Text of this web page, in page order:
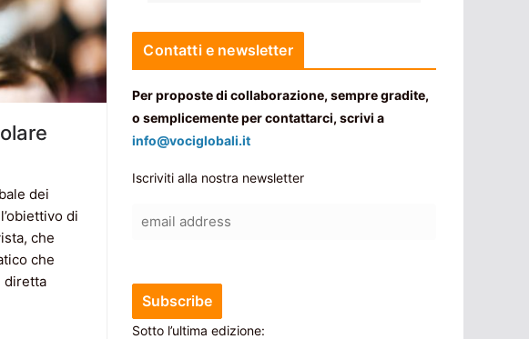
dei
di
che
che
diretta
Contatti e newsletter
Per proposte di collaborazione, sempre gradite,
o semplicemente per contattarci, scrivi a
info@vociglobali.it
Iscriviti alla nostra newsletter
Sotto l’ultima edizione: